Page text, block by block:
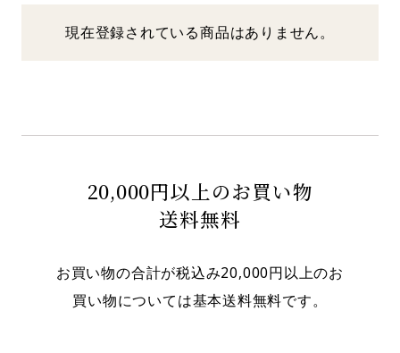
現在登録されている商品はありません。
20,000円以上のお買い物
送料無料
お買い物の合計が税込み20,000円以上のお
買い物については基本送料無料です。